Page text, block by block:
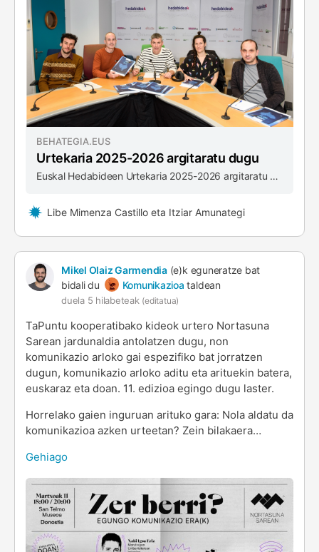
BEHATEGIA.EUS
Urtekaria 2025-2026 argitaratu dugu
Euskal Hedabideen Urtekaria 2025-2026 argitaratu du Behategiak, eta aurten aurkezpena Euskal Irratien egoitzan egin du, Uztaritzen. Euskal irratiek presentzia nabarmena dute aurtengo alean. Azken urtean emandako urratsak (irratien elkartea indartzen, webguneak berritzen, estrategia digitala diseinatzen…) eta DAB+ sistemaren aurrean daukaten …
Libe Mimenza Castillo eta Itziar Amunategi
Mikel Olaiz Garmendia(e)k eguneratze bat
bidali du
Komunikazioa taldean
duela 5 hilabeteak (editatua)
TaPuntu kooperatibako kideok urtero Nortasuna
Sarean jardunaldia antolatzen dugu, non
komunikazio arloko gai espezifiko bat jorratzen
dugun, komunikazio arloko aditu eta arituekin batera,
euskaraz eta doan. 11. edizioa egingo dugu laster.
Horrelako gaien inguruan arituko gara: Nola aldatu da
komunikazioa azken urteetan? Zein bilakaera…
Gehiago